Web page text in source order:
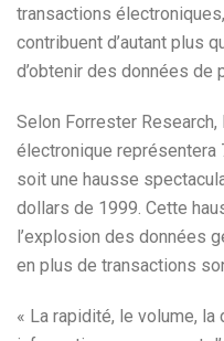
transactions
contribuent d’autant plus
d’obtenir des données de
Selon Forrester
électronique
soit une hausse
dollars de 1999. Cette
l’explosion des données
en plus de transactions
« La rapidité, le volume,